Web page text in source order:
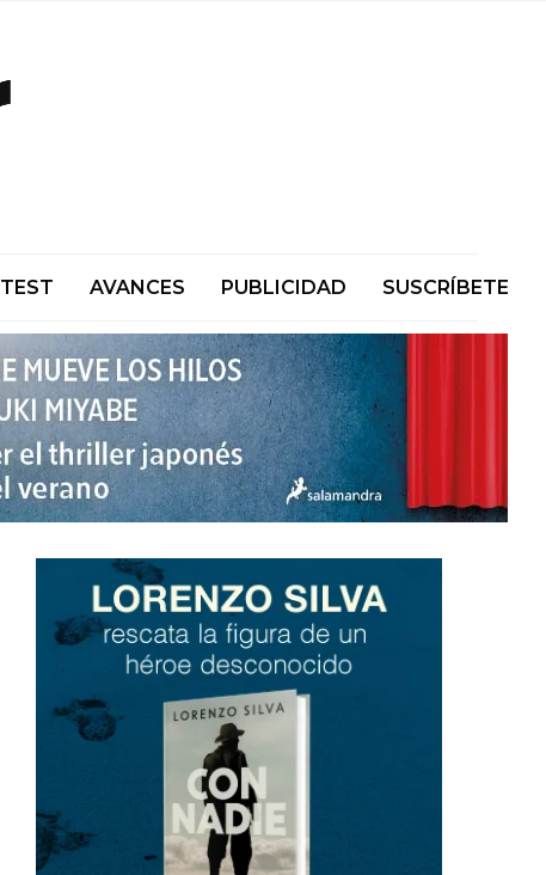
TEST AVANCES PUBLICIDAD SUSCRÍBETE